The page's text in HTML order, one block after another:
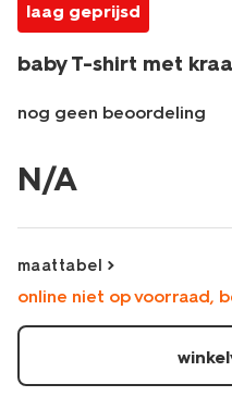
laag geprijsd
baby T-shirt met
nog geen beoordeling
t-
shirt-
t-
shirt-
kraag-
gebroken-
33084960OFFWHITE.html
N/A
maattabel
online niet op voorraad,